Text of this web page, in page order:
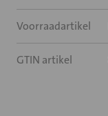
Voorraadartikel
GTIN artikel